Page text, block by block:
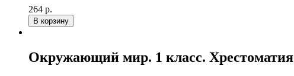
264 р.
В корзину
Окружающий мир. 1 класс. Хрестоматия